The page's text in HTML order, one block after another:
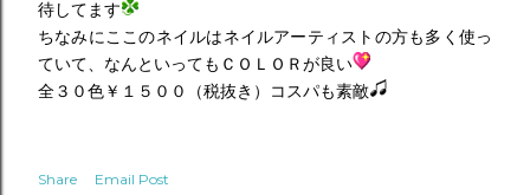
待してます
ちなみにここのネイルはネイルアーティストの方も多く使っ
ていて、なんといってもＣＯＬＯＲが良い
全３０色￥１５００（税抜き）コスパも素敵
Share Email Post